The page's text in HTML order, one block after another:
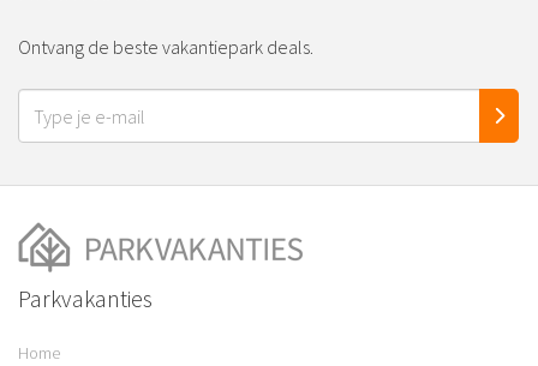
Ontvang de beste vakantiepark deals.
Parkvakanties
Home